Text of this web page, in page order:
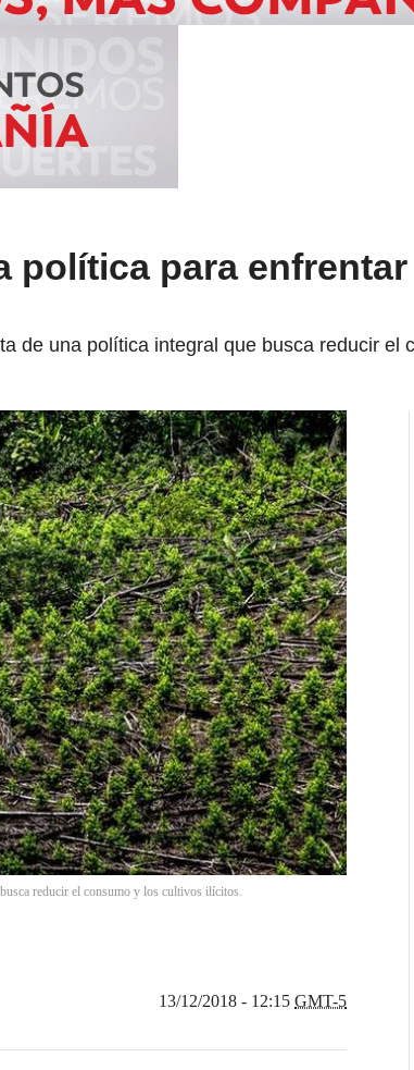
política para enfrentar
de una política integral que busca reducir el
reducir el consumo y los cultivos ilícitos.
13/12/2018 - 12:15 GMT-5